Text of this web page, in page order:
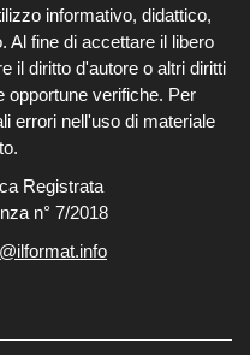
informativo, didattico,
Al fine di accettare il libero
il diritto d'autore o altri diritti
opportune verifiche. Per
errori nell'uso di materiale
Registrata
n° 7/2018